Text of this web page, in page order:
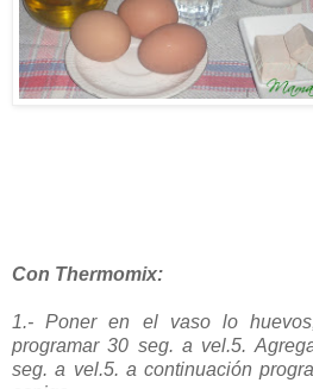
Con Thermomix:
1.- Poner en el vaso lo
programar 30 seg. a vel.5.
seg. a vel.5. a continuación